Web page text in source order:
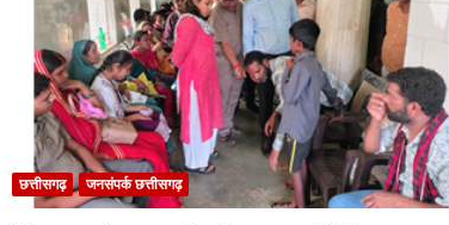
छत्तीसगढ़ जनसंपर्क छत्तीसगढ़